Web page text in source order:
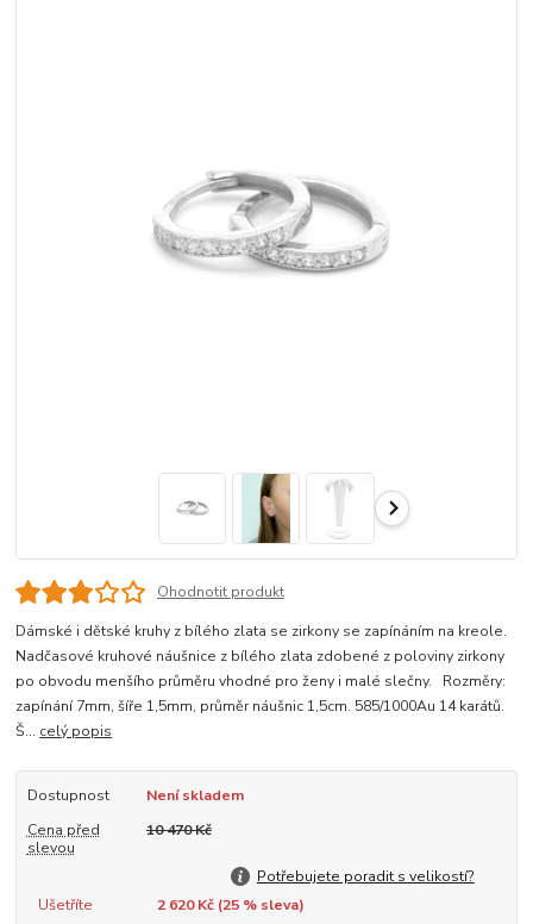
Ohodnotit produkt
Dámské i dětské kruhy z bílého zlata se zirkony se zapínáním na kreole.
Nadčasové kruhové náušnice z bílého zlata zdobené z poloviny zirkony
po obvodu menšího průměru vhodné pro ženy i malé slečny. Rozměry:
zapínání 7mm, šíře 1,5mm, průměr náušnic 1,5cm. 585/1000Au 14 karátů.
Š... celý popis
Dostupnost
Není skladem
Cena před
slevou
10 470 Kč
Potřebujete poradit s velikostí?
Ušetříte
2 620 Kč (25% sleva)